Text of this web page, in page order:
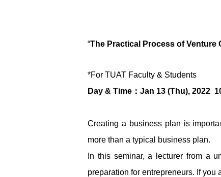
“The Practical Process ofVenture
*For TUAT Faculty & Students
Day & Time：Jan 13 (Thu), 2022
Creating a business plan is
more than a typical business plan.
In this seminar, a lecturer from a
preparation for entrepreneurs. If you